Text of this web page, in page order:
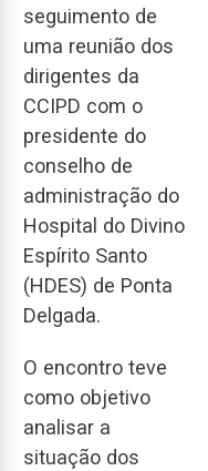
seguimento de
uma reunião dos
dirigentes da
CCIPD com o
presidente do
conselho de
administração do
Hospital do Divino
Espírito Santo
(HDES) de Ponta
Delgada.
O encontro teve
como objetivo
analisar a
situação dos